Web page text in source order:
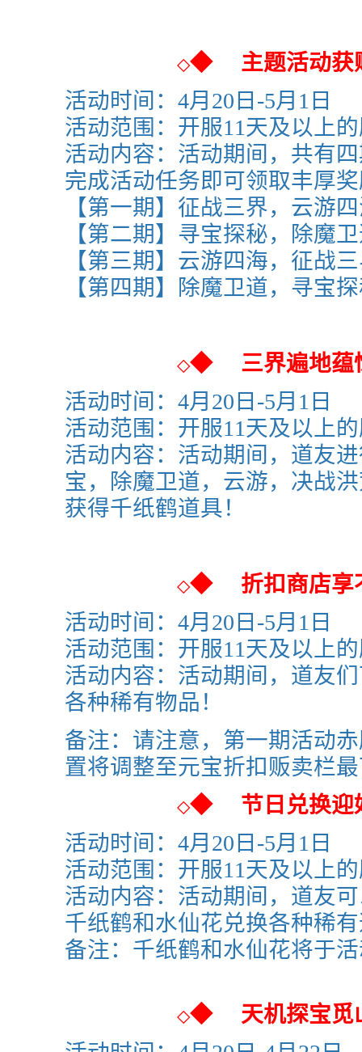
◇◆
主题活动获
活动时间：4月20日-5月1日
活动范围： 开服11天及以上
活动内容：活动期间，共有
完成活动任务即可领取丰厚
【第一期】征战三界，云游
【第二期】寻宝探秘，除魔
【第三期】 云游四海，征战
【第四期】除魔卫道，寻宝
◇◆
三界遍地蕴
活动时间：4月20日-5月1日
活动范围： 开服11天及以上
活动内容：活动期间，道友
宝，除魔卫道，云游，决战
获得千纸鹤道具！
◇◆
折扣商店享
活动时间：4月20日-5月1日
活动范围： 开服11天及以上
活动内容：活动期间，道友
各种稀有物品！
备注：请注意，第一期活动
置将调整至元宝折扣贩卖栏
◇◆
节日兑换迎
活动时间：4月20日-5月1日
活动范围： 开服11天及以上
活动内容：活动期间，道友
千纸鹤和水仙花兑换各种稀
备注： 千纸鹤和水仙花将于
◇◆
天机探宝觅